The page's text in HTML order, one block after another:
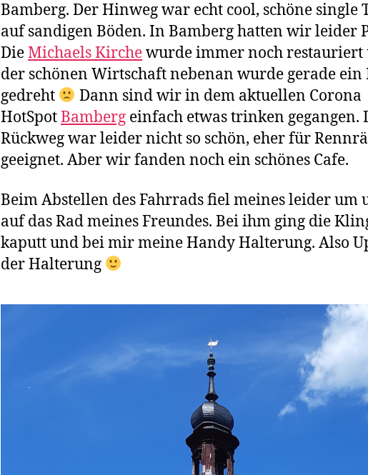
Bamberg. Der Hinweg war echt cool, schöne single
auf sandigen Böden. In Bamberg hatten wir leider
DieMichaels Kirchewurde immer noch restauriert
der schönen Wirtschaft nebenan wurde gerade ein
gedreht
Dann sind wir in dem aktuellen Corona
HotSpotBamberg einfach etwas trinken gegangen.
Rückweg war leider nicht so schön, eher für
geeignet. Aber wir fanden noch ein schönes Cafe.
Beim Abstellen des Fahrrads fiel meines leider um
auf das Rad meines Freundes. Bei ihm ging die
kaputt und bei mir meine Handy Halterung. Also
der Halterung